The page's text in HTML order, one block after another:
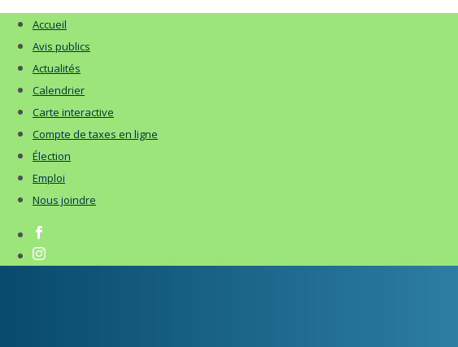
Accueil
Avis publics
Actualités
Calendrier
Carte interactive
Compte de taxes en ligne
Élection
Emploi
Nous joindre